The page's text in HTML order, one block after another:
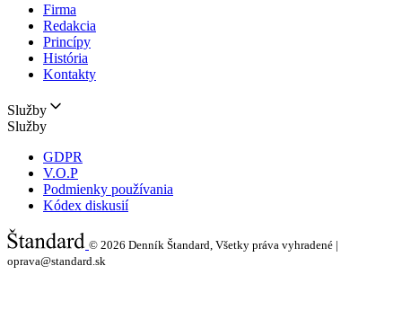
Firma
Redakcia
Princípy
História
Kontakty
Služby
Služby
GDPR
V.O.P
Podmienky používania
Kódex diskusií
© 2026 Denník Štandard, Všetky práva vyhradené |
oprava@standard.sk